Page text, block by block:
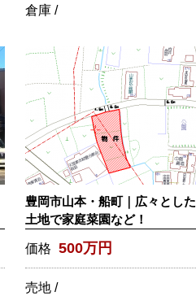
倉庫 /
豊岡市山本・船町｜広々とした
土地で家庭菜園など！
価格 500万円
売地 /